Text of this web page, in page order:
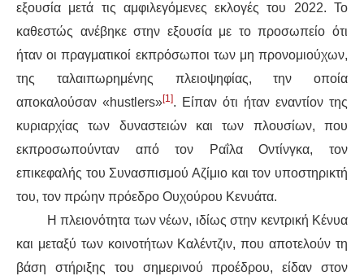
εξουσία μετά τις αμφιλεγόμενες εκλογές του 2022. Το
καθεστώς ανέβηκε στην εξουσία με το προσωπείο ότι
ήταν οι πραγματικοί εκπρόσωποι των μη προνομιούχων,
της ταλαιπωρημένης πλειοψηφίας, την οποία
αποκαλούσαν «hustlers»[1]. Είπαν ότι ήταν εναντίον της
κυριαρχίας των δυναστειών και των πλουσίων, που
εκπροσωπούνταν από τον Ραΐλα Οντίνγκα, τον
επικεφαλής του Συνασπισμού Αζίμιο και τον υποστηρικτή
του, τον πρώην πρόεδρο Ουχούρου Κενυάτα.
Η πλειονότητα των νέων, ιδίως στην κεντρική Κένυα
και μεταξύ των κοινοτήτων Καλέντζιν, που αποτελούν τη
βάση στήριξης του σημερινού προέδρου, είδαν στον